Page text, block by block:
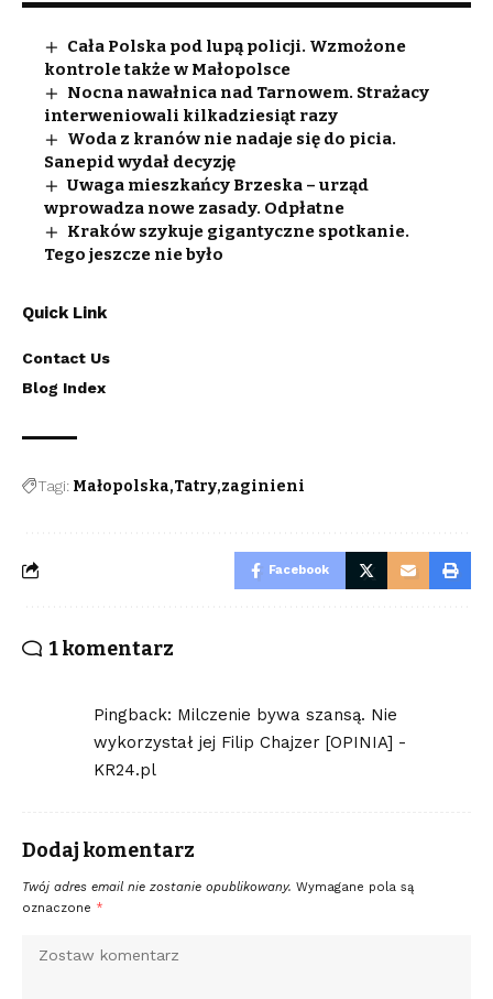
Cała Polska pod lupą policji. Wzmożone
kontrole także w Małopolsce
Nocna nawałnica nad Tarnowem. Strażacy
interweniowali kilkadziesiąt razy
Woda z kranów nie nadaje się do picia.
Sanepid wydał decyzję
Uwaga mieszkańcy Brzeska – urząd
wprowadza nowe zasady. Odpłatne
Kraków szykuje gigantyczne spotkanie.
Tego jeszcze nie było
Quick Link
Contact Us
Blog Index
Tagi: Małopolska Tatry zaginieni
Facebook
1 komentarz
Pingback: Milczenie bywa szansą. Nie
wykorzystał jej Filip Chajzer [OPINIA] -
KR24.pl
Dodaj komentarz
Twój adres email nie zostanie opublikowany. Wymagane pola są
oznaczone *